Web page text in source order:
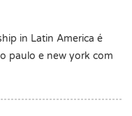
in Latin America é
paulo e new york com